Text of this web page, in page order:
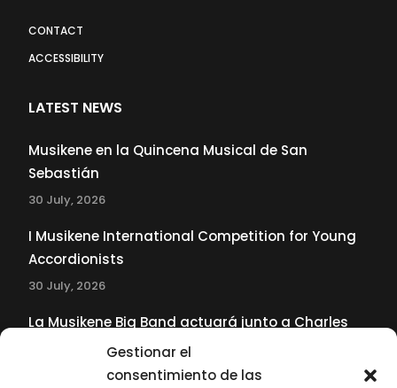
Gestionar el
consentimiento de las
CONTACT
ACCESSIBILITY
LATEST NEWS
Musikene en la Quincena Musical de San
Sebastián
30 July, 2026
I Musikene International Competition for Young
Accordionists
30 July, 2026
La Musikene Big Band actuará junto a Charles
Tolliver en el 61 Jazzaldia